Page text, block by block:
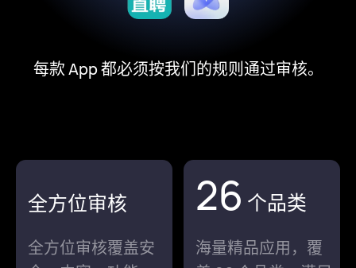
每款 App 都必须按我们的规则通过审核。
全方位审核
全方位审核覆盖安
26 个品类
海量精品应用，覆